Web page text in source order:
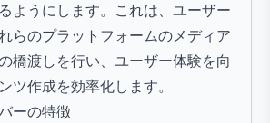
ようにします。これは、ユーザー
らのプラットフォームのメディア
橋渡しを行い、ユーザー体験を向
ツ作成を効率化します。
ーの特徴